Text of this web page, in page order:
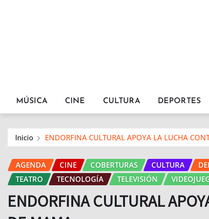
MÚSICA CINE CULTURA DEPORTES
Inicio ENDORFINA CULTURAL APOYA LA LUCHA
AGENDA CINE COBERTURAS CULTURA
TEATRO
TECNOLOGÍA TELEVISIÓN
ENDORFINA CULTURAL